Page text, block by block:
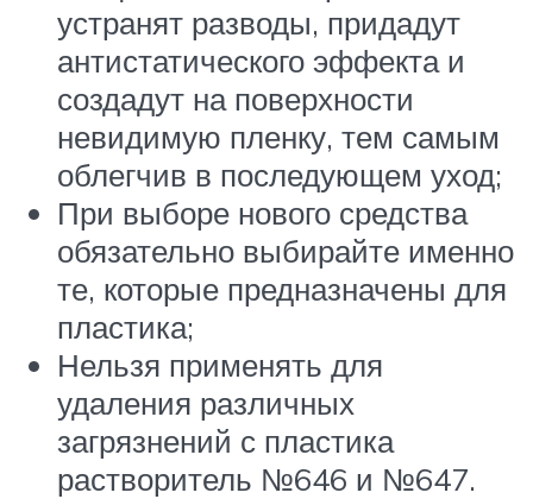
устранят разводы, придадут
антистатического эффекта и
создадут на поверхности
невидимую пленку, тем самым
облегчив в последующем уход;
При выборе нового средства
обязательно выбирайте именно
те, которые предназначены для
пластика;
Нельзя применять для
удаления различных
загрязнений с пластика
растворитель №646 и №647.